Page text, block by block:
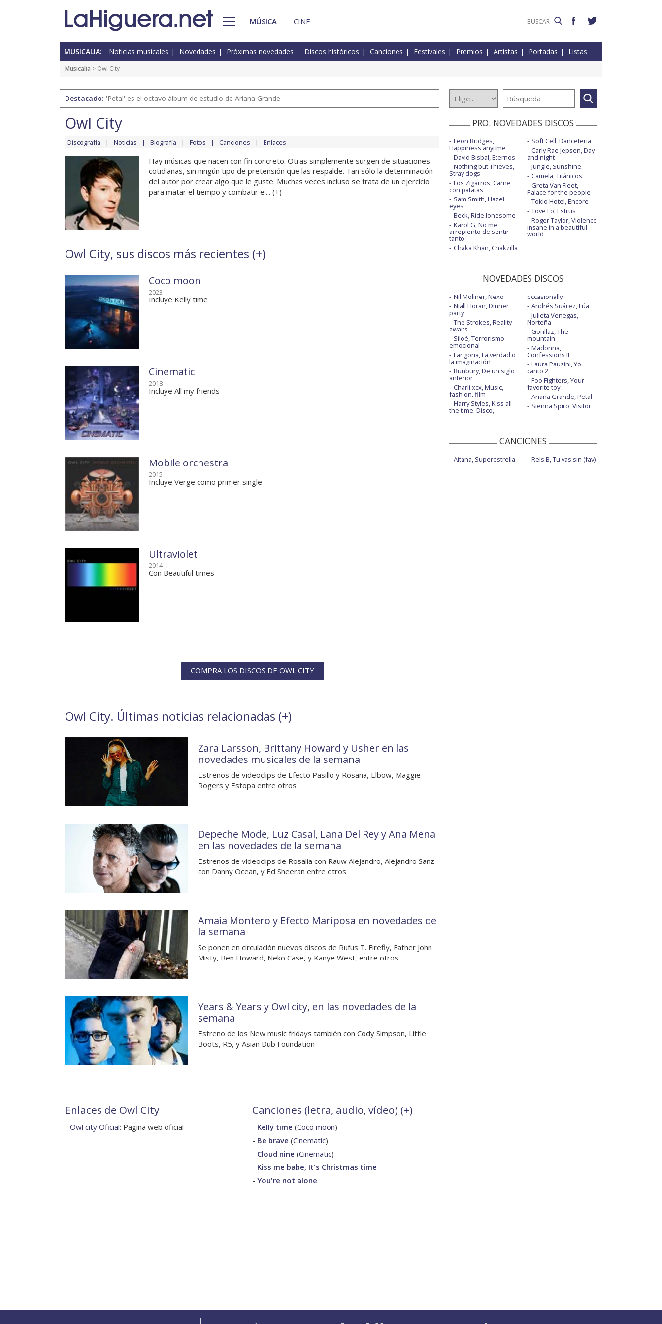
MÚSICA CINE
MUSICALIA: Noticias musicales Novedades Próximas novedades Discos históricos Canciones Festivales Premios Artistas Portadas Listas
Musicalia > Owl City
Destacado: 'Petal' es el octavo álbum de estudio de Ariana Grande
Owl City
Discografía Noticias Biografía Fotos Canciones Enlaces
Hay músicas que nacen con fin concreto. Otras simplemente surgen de situaciones
cotidianas, sin ningún tipo de pretensión que las respalde. Tan sólo la determinación
del autor por crear algo que le guste. Muchas veces incluso se trata de un ejercicio
para matar el tiempo y combatir el... (+)
Owl City, sus discos más recientes (+)
Coco moon
2023
Incluye Kelly time
Cinematic
2018
Incluye All my friends
Mobile orchestra
2015
Incluye Verge como primer single
Ultraviolet
2014
Con Beautiful times
COMPRA LOS DISCOS DE OWL CITY
Owl City. Últimas noticias relacionadas (+)
Zara Larsson, Brittany Howard y Usher en las
novedades musicales de la semana
Estrenos de videoclips de Efecto Pasillo y Rosana, Elbow, Maggie
Rogers y Estopa entre otros
Depeche Mode, Luz Casal, Lana Del Rey y Ana Mena
en las novedades de la semana
Estrenos de videoclips de Rosalía con Rauw Alejandro, Alejandro Sanz
con Danny Ocean, y Ed Sheeran entre otros
Amaia Montero y Efecto Mariposa en novedades de
la semana
Se ponen en circulación nuevos discos de Rufus T. Firefly, Father John
Misty, Ben Howard, Neko Case, y Kanye West, entre otros
Years & Years y Owl city, en las novedades de la
semana
Estreno de los New music fridays también con Cody Simpson, Little
Boots, R5, y Asian Dub Foundation
Enlaces de Owl City
- Owl city Oficial: Página web oficial
Canciones (letra, audio, vídeo) (+)
- Kelly time (Coco moon)
- Be brave (Cinematic)
- Cloud nine (Cinematic)
- Kiss me babe, It's Christmas time
- You're not alone
PRO. NOVEDADES DISCOS
Leon Bridges,
Happiness anytime
David Bisbal, Eternos
Nothing but Thieves,
Stray dogs
Los Zigarros, Carne
con patatas
Sam Smith, Hazel
eyes
Beck, Ride lonesome
Karol G, No me
arrepiento de sentir
tanto
Chaka Khan, Chakzilla
Soft Cell, Danceteria
Carly Rae Jepsen, Day
and night
Jungle, Sunshine
Camela, Titánicos
Greta Van Fleet,
Palace for the people
Tokio Hotel, Encore
Tove Lo, Estrus
Roger Taylor, Violence
insane in a beautiful
world
NOVEDADES DISCOS
Nil Moliner, Nexo
Niall Horan, Dinner
party
The Strokes, Reality
awaits
Siloé, Terrorismo
emocional
Fangoria, La verdad o
la imaginación
Bunbury, De un siglo
anterior
Charli xcx, Music,
fashion, film
Harry Styles, Kiss all
the time. Disco,
occasionally.
Andrés Suárez, Lúa
Julieta Venegas,
Norteña
Gorillaz, The
mountain
Madonna,
Confessions II
Laura Pausini, Yo
canto 2
Foo Fighters, Your
favorite toy
Ariana Grande, Petal
Sienna Spiro, Visitor
CANCIONES
Aitana, Superestrella Rels B, Tu vas sin (fav)